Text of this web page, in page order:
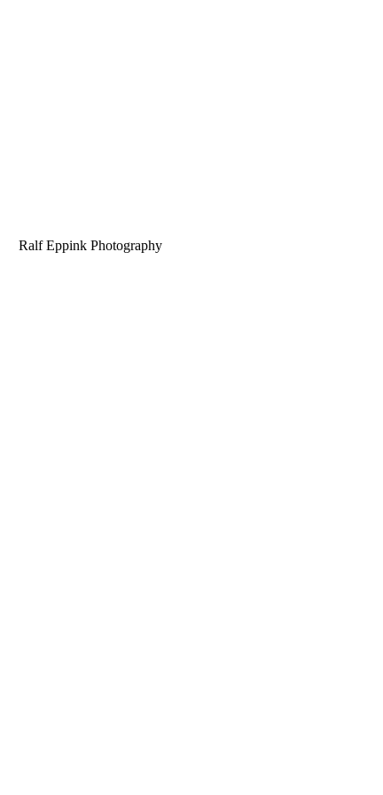
Ralf Eppink Photography